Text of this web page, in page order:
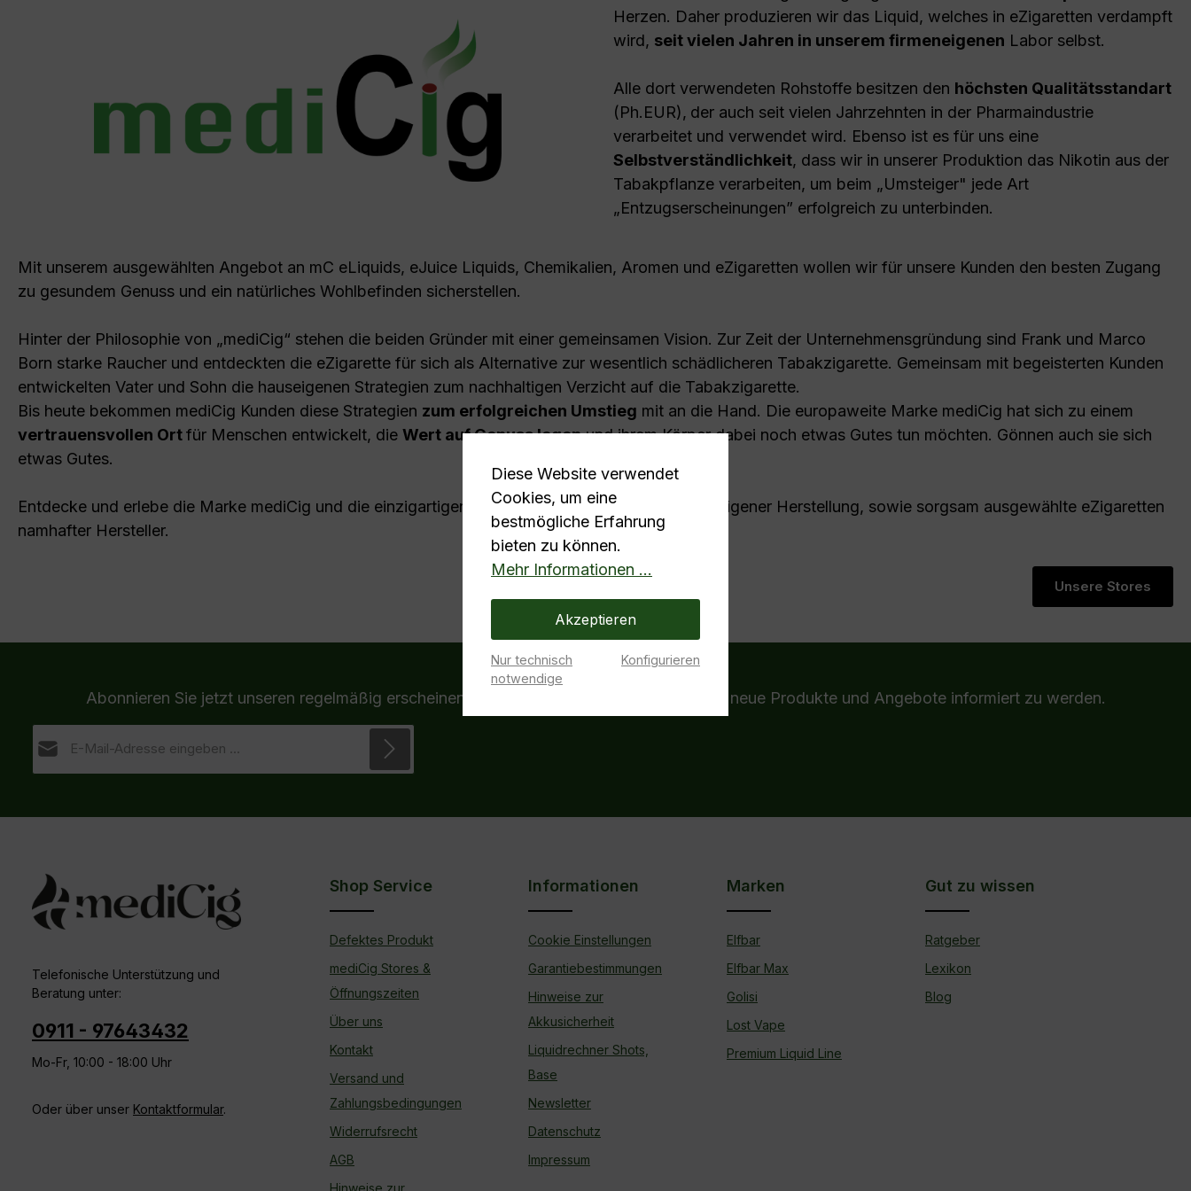
Herzen. Daher produzieren wir das Liquid, welches in eZigaretten verdampft
wird, seit vielen Jahren in unserem firmeneigenen Labor selbst.
Alle dort verwendeten Rohstoffe besitzen den höchsten Qualitätsstandart
(Ph.EUR)‚ der auch seit vielen Jahrzehnten in der Pharmaindustrie
verarbeitet und verwendet wird. Ebenso ist es für uns eine
Selbstverständlichkeit, dass wir in unserer Produktion das Nikotin aus der
Tabakpflanze verarbeiten, um beim „Umsteiger" jede Art
„Entzugserscheinungen” erfolgreich zu unterbinden.
Mit unserem ausgewählten Angebot an mC eLiquids, eJuice Liquids, Chemikalien, Aromen und eZigaretten wollen wir für unsere Kunden den besten Zugang
zu gesundem Genuss und ein natürliches Wohlbefinden sicherstellen.
Hinter der Philosophie von „mediCig“ stehen die beiden Gründer mit einer gemeinsamen Vision. Zur Zeit der Unternehmensgründung sind Frank und Marco
Born starke Raucher und entdeckten die eZigarette für sich als Alternative zur wesentlich schädlicheren Tabakzigarette. Gemeinsam mit begeisterten Kunden
entwickelten Vater und Sohn die hauseigenen Strategien zum nachhaltigen Verzicht auf die Tabakzigarette.
Bis heute bekommen mediCig Kunden diese Strategien zum erfolgreichen Umstieg mit an die Hand. Die europaweite Marke mediCig hat sich zu einem
vertrauensvollen Ortfür Menschen entwickelt, die Wert auf Genuss legenund ihrem Körper dabei noch etwas Gutes tun möchten. Gönnen auch sie sich
etwas Gutes.
Entdecke und erlebe die Marke mediCig und die einzigartigen mC Liquids und Aromen aus hauseigener Herstellung, sowie sorgsam ausgewählte eZigaretten
namhafter Hersteller.
Unsere Stores
Abonnieren Sie jetzt unseren regelmäßig erscheinenden Newsletter, um rechtzeitig über neue Produkte und Angebote informiert zu werden.
einverstanden.
Telefonische Unterstützung und
Beratung unter:
0911 - 97643432
Mo-Fr, 10:00 - 18:00 Uhr
Oder über unser Kontaktformular.
Shop Service
Defektes Produkt
mediCig Stores &
Öffnungszeiten
Über uns
Kontakt
Versand und
Zahlungsbedingungen
Widerrufsrecht
AGB
Hinweise zur
Informationen
Cookie Einstellungen
Garantiebestimmungen
Hinweise zur
Akkusicherheit
Liquidrechner Shots,
Base
Newsletter
Datenschutz
Impressum
Marken
Elfbar
Elfbar Max
Golisi
Lost Vape
Premium Liquid Line
Gut zu wissen
Ratgeber
Lexikon
Blog
Diese Website verwendet
Cookies, um eine
bestmögliche Erfahrung
bieten zu können.
Mehr Informationen ...
Akzeptieren
Nur technisch
notwendige
Konfigurieren